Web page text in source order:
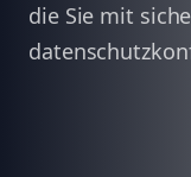
die Sie mit